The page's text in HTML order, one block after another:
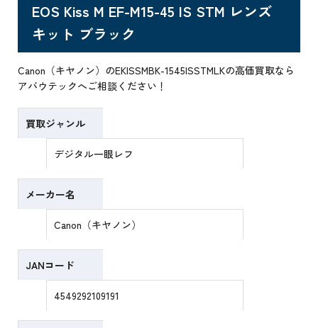
EOS Kiss M EF-M15-45 IS STM レンズ
キット ブラック
Canon（キヤノン）のEKISSMBK-1545ISSTMLKの高価買取なら
アバウテックへご相談ください！
買取ジャンル
デジタル一眼レフ
メーカー名
Canon（キヤノン）
JANコード
4549292109191